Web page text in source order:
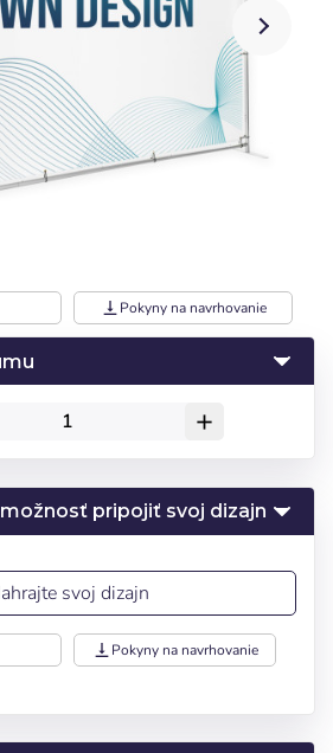
vertical_align_bottom Pokyny na navrhovanie
add
pripojiť svoj dizajn
svoj dizajn
vertical_align_bottom Pokyny na navrhovanie